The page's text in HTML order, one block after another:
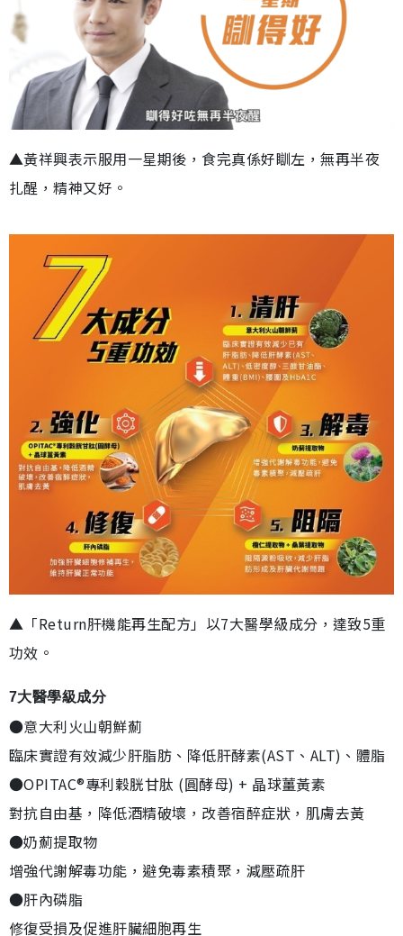
▲黃祥興表示服用一星期後，食完真係好瞓左，無再半夜
扎醒，精神又好。
▲「Return肝機能再生配方」以7大醫學級成分，達致5重
功效。
7大醫學級成分
●意大利火山朝鮮薊
臨床實證有效減少肝脂肪、降低肝酵素(AST、ALT)、體脂
●OPITAC®專利穀胱甘肽 (圓酵母) + 晶球薑黃素
對抗自由基，降低酒精破壞，改善宿醉症狀，肌膚去黃
●奶薊提取物
增強代謝解毒功能，避免毒素積聚，減壓疏肝
●肝內磷脂
修復受損及促進肝臟細胞再生